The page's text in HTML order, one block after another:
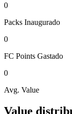
0
Packs Inaugurado
0
FC Points Gastado
0
Avg. Value
Value